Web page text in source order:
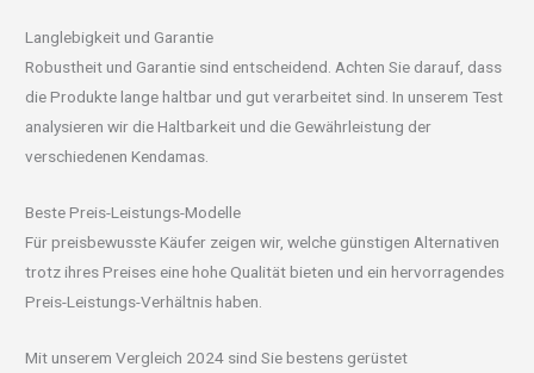
Langlebigkeit und Garantie
Robustheit und Garantie sind entscheidend. Achten Sie darauf, dass
die Produkte lange haltbar und gut verarbeitet sind. In unserem Test
analysieren wir die Haltbarkeit und die Gewährleistung der
verschiedenen Kendamas.
Beste Preis-Leistungs-Modelle
Für preisbewusste Käufer zeigen wir, welche günstigen Alternativen
trotz ihres Preises eine hohe Qualität bieten und ein hervorragendes
Preis-Leistungs-Verhältnis haben.
Mit unserem Vergleich 2024 sind Sie bestens gerüstet